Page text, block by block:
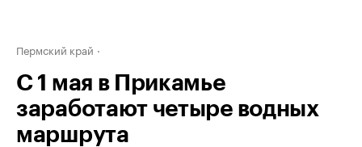
Пермский край
С 1 мая в Прикамье
заработают четыре водных
маршрута